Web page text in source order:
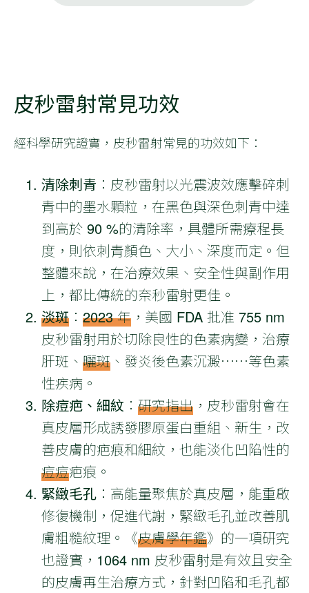
皮秒雷射常見功效
經科學研究證實，皮秒雷射常見的功效如下：
清除刺青 ：皮秒雷射以光震波效應擊碎刺
青中的墨水顆粒，在黑色與深色刺青中達
到高於 90 %的清除率，具體所需療程長
度，則依刺青顏色、大小、深度而定。但
整體來說，在治療效果、安全性與副作用
上，都比傳統的奈秒雷射更佳。
淡斑 ： 2023 年 ，美國 FDA 批准 755 nm
皮秒雷射用於切除良性的色素病變，治療
肝斑、 曬斑 、發炎後色素沉澱⋯⋯等色素
性疾病。
除痘疤、細紋 ： 研究指出 ，皮秒雷射會在
真皮層形成誘發膠原蛋白重組、新生，改
善皮膚的疤痕和細紋，也能淡化凹陷性的
痘痘疤痕。
緊緻毛孔 ：高能量聚焦於真皮層，能重啟
修復機制，促進代謝，緊緻毛孔並改善肌
膚粗糙紋理。《皮膚學年鑑》的一項研究
也證實，1064 nm 皮秒雷射是有效且安全
的皮膚再生治療方式，針對凹陷和毛孔都